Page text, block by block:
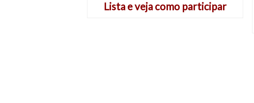
Lista e veja como participar